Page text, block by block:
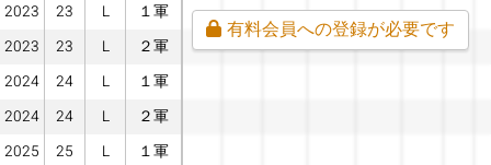
2023
23 L
１軍
2023
23 L
２軍
2024
24 L
１軍
2024
24 L
２軍
2025
25 L
１軍
有料会員への登録が必要です